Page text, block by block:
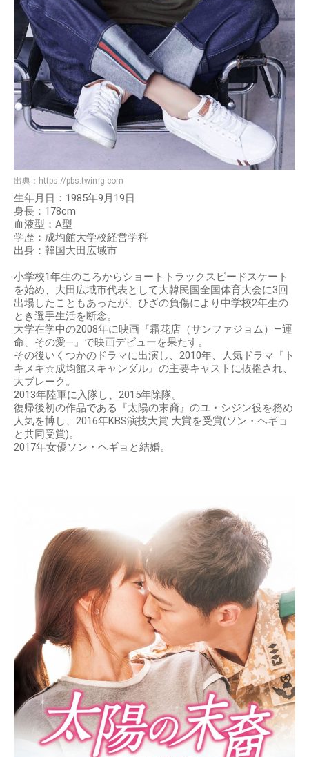
出典： https://pbs.twimg.com
生年月日：1985年9月19日
身長：178cm
血液型：A型
学歴：成均館大学校経営学科
出身：韓国大田広域市
小学校1年生のころからショートトラックスピードスケート
を始め、大田広域市代表として大韓民国全国体育大会に3回
出場したこともあったが、ひざの負傷により中学校2年生の
とき選手生活を断念。
大学在学中の2008年に映画『霜花店（サンファジョム）―運
命、その愛―』で映画デビューを果たす。
その後いくつかのドラマに出演し、2010年、人気ドラマ『ト
キメキ☆成均館スキャンダル』の主要キャストに抜擢され、
大ブレーク。
2013年陸軍に入隊し、2015年除隊。
復帰後初の作品である『太陽の末裔』のユ・シジン役を務め
人気を博し、2016年KBS演技大賞 大賞を受賞(ソン・ヘギョ
と共同受賞)。
2017年女優ソン・ヘギョと結婚。